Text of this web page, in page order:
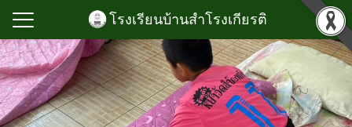
content
โรงเรียนบ้านสำโรงเกียรติ
ก
Search
for: